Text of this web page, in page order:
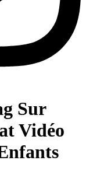
Sur
Vidéo